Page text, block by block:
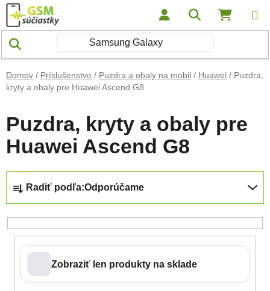
Prejsť na obsah Hľadať
Domov / Príslušenstvo / Puzdra a obaly na mobil / Huawei / Puzdra,
kryty a obaly pre Huawei Ascend G8
Puzdra, kryty a obaly pre
Huawei Ascend G8
Radiť podľa:Odporúčame
Zobraziť len produkty na sklade